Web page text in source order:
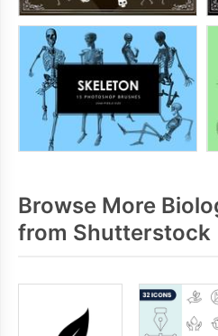
Browse More
from Shutterstock